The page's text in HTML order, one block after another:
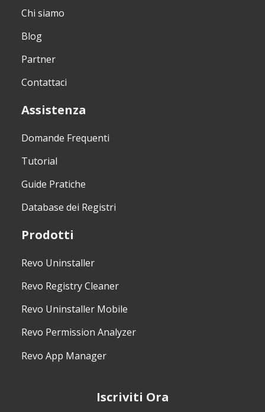
Chi siamo
Blog
Partner
Contattaci
Assistenza
Domande Frequenti
Tutorial
Guide Pratiche
Database dei Registri
Prodotti
Revo Uninstaller
Revo Registry Cleaner
Revo Uninstaller Mobile
Revo Permission Analyzer
Revo App Manager
Iscriviti Ora